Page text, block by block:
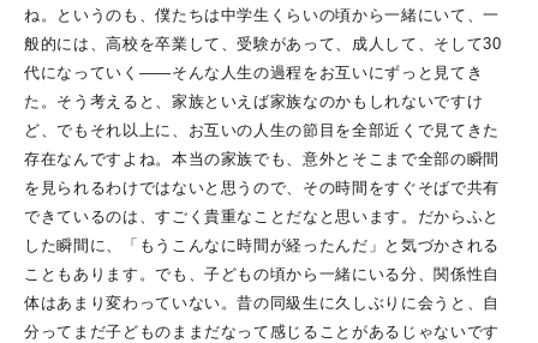
ね。というのも、僕たちは中学生くらいの頃から一緒にいて、一
般的には、高校を卒業して、受験があって、成人して、そして30
代になっていく――そんな人生の過程をお互いにずっと見てき
た。そう考えると、家族といえば家族なのかもしれないですけ
ど、でもそれ以上に、お互いの人生の節目を全部近くで見てきた
存在なんですよね。本当の家族でも、意外とそこまで全部の瞬間
を見られるわけではないと思うので、その時間をすぐそばで共有
できているのは、すごく貴重なことだなと思います。だからふと
した瞬間に、「もうこんなに時間が経ったんだ」と気づかされる
こともあります。でも、子どもの頃から一緒にいる分、関係性自
体はあまり変わっていない。昔の同級生に久しぶりに会うと、自
分ってまだ子どものままだなって感じることがあるじゃないです